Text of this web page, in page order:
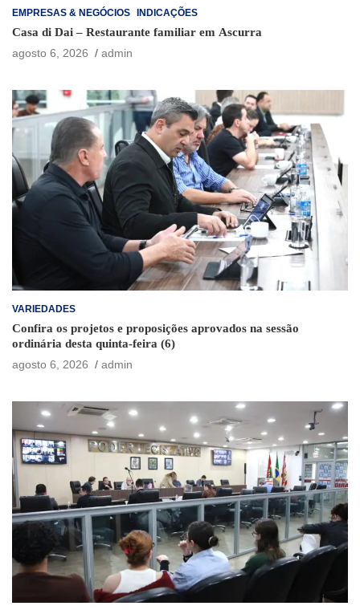
EMPRESAS & NEGÓCIOS INDICAÇÕES
Casa di Dai – Restaurante familiar em Ascurra
agosto 6, 2026
admin
VARIEDADES
Confira os projetos e proposições aprovados na sessão
ordinária desta quinta-feira (6)
agosto 6, 2026
admin